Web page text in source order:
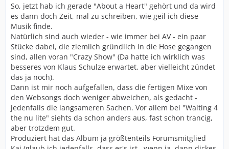
So, jetzt hab ich gerade "About a Heart" gehört und da wird
es dann doch Zeit, mal zu schreiben, wie geil ich diese
Musik finde.
Natürlich sind auch wieder - wie immer bei AV - ein paar
Stücke dabei, die ziemlich gründlich in die Hose gegangen
sind, allen voran "Crazy Show" (Da hatte ich wirklich was
besseres von Klaus Schulze erwartet, aber vielleicht zündet
das ja noch).
Dann ist mir noch aufgefallen, dass die fertigen Mixe von
den Websongs doch weniger abweichen, als gedacht -
jedenfalls die langsameren Sachen. Vor allem bei "Waiting 4
the nu lite" siehts da schon anders aus, fast schon trancig,
aber trotzdem gut.
Produziert hat das Album ja größtenteils Forumsmitglied